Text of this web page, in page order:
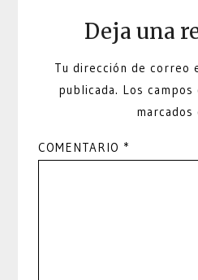
Deja una
Tu dirección de correo
publicada. Los
marcados
COMENTARIO *